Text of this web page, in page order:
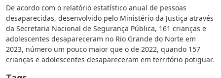
De acordo com o relatório estatístico anual de pessoas
desaparecidas, desenvolvido pelo Ministério da Justiça através
da Secretaria Nacional de Segurança Pública, 161 crianças e
adolescentes desapareceram no Rio Grande do Norte em
2023, número um pouco maior que o de 2022, quando 157
crianças e adolescentes desapareceram em território potiguar.